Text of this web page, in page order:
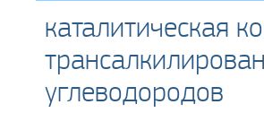
каталитическая
углеводородов